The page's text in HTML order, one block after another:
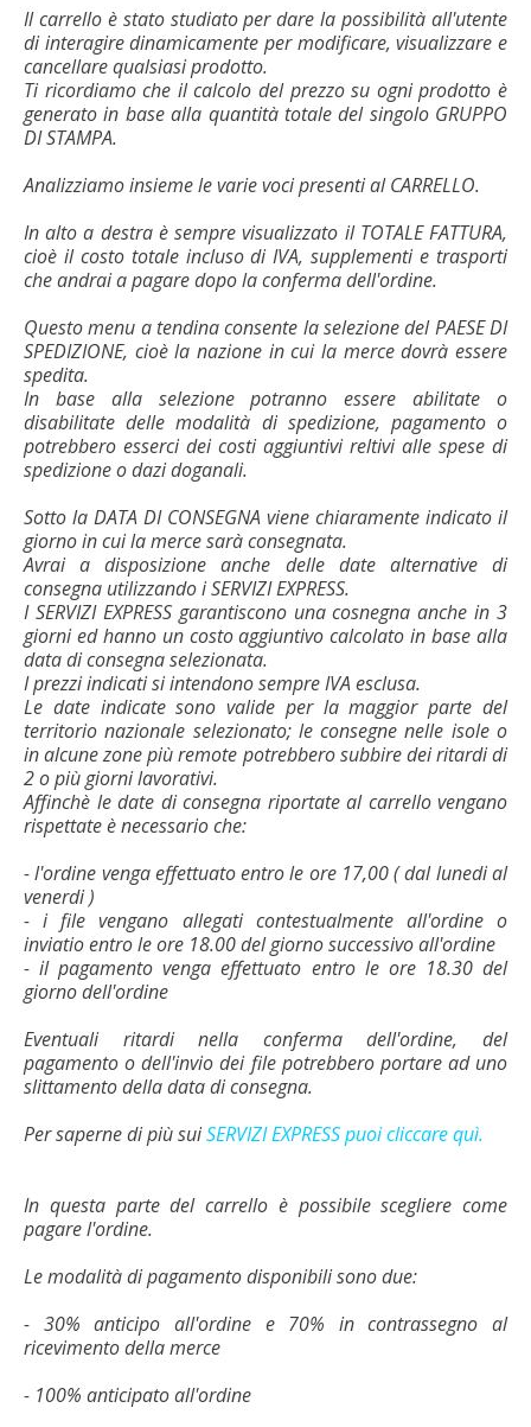
Il carrello è stato studiato per dare la possibilità all'utente
di interagire dinamicamente per modificare, visualizzare e
cancellare qualsiasi prodotto.
Ti ricordiamo che il calcolo del prezzo su ogni prodotto è
generato in base alla quantità totale del singolo GRUPPO
DI STAMPA.
Analizziamo insieme le varie voci presenti al CARRELLO.
In alto a destra è sempre visualizzato il TOTALE FATTURA,
cioè il costo totale incluso di IVA, supplementi e trasporti
che andrai a pagare dopo la conferma dell'ordine.
Questo menu a tendina consente la selezione del PAESE DI
SPEDIZIONE, cioè la nazione in cui la merce dovrà essere
spedita.
In base alla selezione potranno essere abilitate o
disabilitate delle modalità di spedizione, pagamento o
potrebbero esserci dei costi aggiuntivi reltivi alle spese di
spedizione o dazi doganali.
Sotto la DATA DI CONSEGNA viene chiaramente indicato il
giorno in cui la merce sarà consegnata.
Avrai a disposizione anche delle date alternative di
consegna utilizzando i SERVIZI EXPRESS.
I SERVIZI EXPRESS garantiscono una cosnegna anche in 3
giorni ed hanno un costo aggiuntivo calcolato in base alla
data di consegna selezionata.
I prezzi indicati si intendono sempre IVA esclusa.
Le date indicate sono valide per la maggior parte del
territorio nazionale selezionato; le consegne nelle isole o
in alcune zone più remote potrebbero subbire dei ritardi di
2 o più giorni lavorativi.
Affinchè le date di consegna riportate al carrello vengano
rispettate è necessario che:
- l'ordine venga effettuato entro le ore 17,00 ( dal lunedi al
venerdi )
- i file vengano allegati contestualmente all'ordine o
inviatio entro le ore 18.00 del giorno successivo all'ordine
- il pagamento venga effettuato entro le ore 18.30 del
giorno dell'ordine
Eventuali ritardi nella conferma dell'ordine, del
pagamento o dell'invio dei file potrebbero portare ad uno
slittamento della data di consegna.
Per saperne di più suiSERVIZI EXPRESS puoi cliccare quì.
In questa parte del carrello è possibile scegliere come
pagare l'ordine.
Le modalità di pagamento disponibili sono due:
- 30% anticipo all'ordine e 70% in contrassegno al
ricevimento della merce
- 100% anticipato all'ordine